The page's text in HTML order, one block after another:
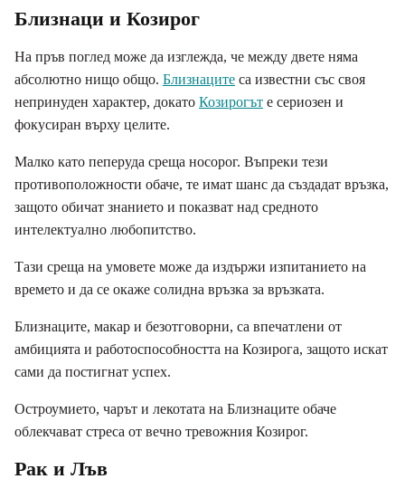
Близнаци и Козирог
На пръв поглед може да изглежда, че между двете няма
абсолютно нищо общо. Близнаците са известни със своя
непринуден характер, докато Козирогът е сериозен и
фокусиран върху целите.
Малко като пеперуда среща носорог. Въпреки тези
противоположности обаче, те имат шанс да създадат връзка,
защото обичат знанието и показват над средното
интелектуално любопитство.
Тази среща на умовете може да издържи изпитанието на
времето и да се окаже солидна връзка за връзката.
Близнаците, макар и безотговорни, са впечатлени от
амбицията и работоспособността на Козирога, защото искат
сами да постигнат успех.
Остроумието, чарът и лекотата на Близнаците обаче
облекчават стреса от вечно тревожния Козирог.
Рак и Лъв